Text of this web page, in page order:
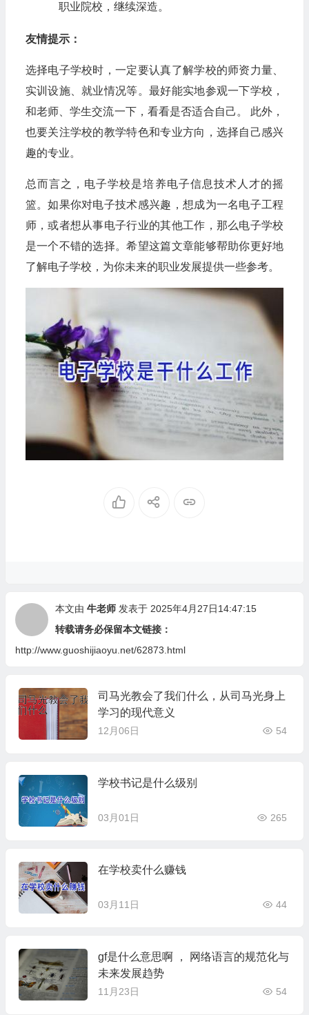
职业院校，继续深造。
友情提示：
选择电子学校时，一定要认真了解学校的师资力量、
实训设施、就业情况等。最好能实地参观一下学校，
和老师、学生交流一下，看看是否适合自己。 此外，
也要关注学校的教学特色和专业方向，选择自己感兴
趣的专业。
总而言之，电子学校是培养电子信息技术人才的摇
篮。如果你对电子技术感兴趣，想成为一名电子工程
师，或者想从事电子行业的其他工作，那么电子学校
是一个不错的选择。希望这篇文章能够帮助你更好地
了解电子学校，为你未来的职业发展提供一些参考。
本文由 牛老师发表于 2025年4月27日14:47:15
转载请务必保留本文链接：
http://www.guoshijiaoyu.net/62873.html
司马光教会了我们什么，从司马光身上
学习的现代意义
12月06日 54
学校书记是什么级别
03月01日 265
在学校卖什么赚钱
03月11日 44
gf是什么意思啊 ， 网络语言的规范化与
未来发展趋势
11月23日 54